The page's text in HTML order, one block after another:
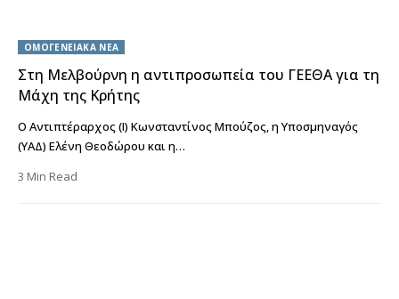
ΟΜΟΓΕΝΕΙΑΚΑ ΝΕΑ
Στη Μελβούρνη η αντιπροσωπεία του ΓΕΕΘΑ για τη
Μάχη της Κρήτης
Ο Αντιπτέραρχος (Ι) Κωνσταντίνος Μπούζος, η Υποσμηναγός
(ΥΑΔ) Ελένη Θεοδώρου και η…
3 Min Read